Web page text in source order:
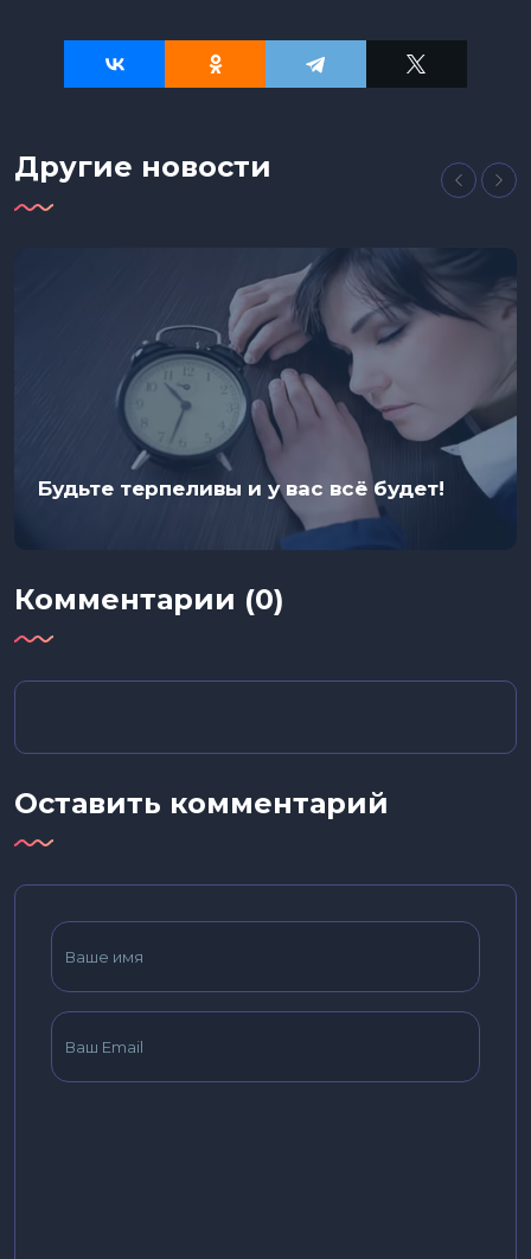
Другие новости
Будьте терпеливы и у вас всё будет!
Комментарии (0)
Оставить комментарий